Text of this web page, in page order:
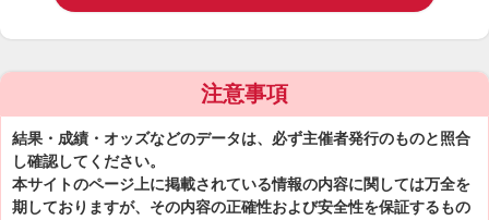
注意事項
結果・成績・オッズなどのデータは、必ず主催者発行のものと照合
し確認してください。
本サイトのページ上に掲載されている情報の内容に関しては万全を
期しておりますが、その内容の正確性および安全性を保証するもの